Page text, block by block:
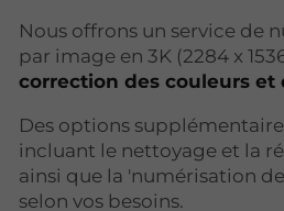
Nous offrons un service de
par image en 3K (2284 x
correction des couleurs et
Des options
incluant le nettoyage et la
ainsi que la 'numérisation
selon vos besoins.